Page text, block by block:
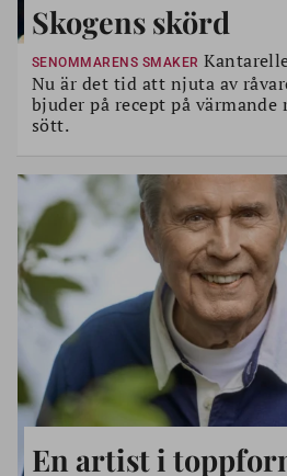
Skogens skörd
SENOMMARENS SMAKER
Nu är det tid att njuta av
bjuder på recept på
sött.
En artist i